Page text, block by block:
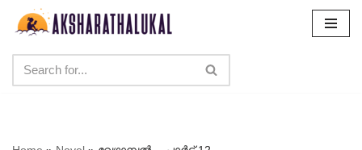
content